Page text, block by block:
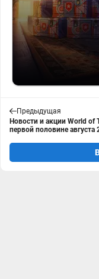
Предыдущая
Новости и акции World of
первой половине августа